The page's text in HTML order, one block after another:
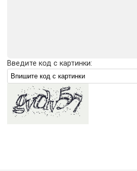
Введите код с картинки: